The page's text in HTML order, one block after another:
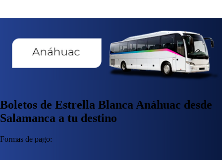
Boletos de Estrella Blanca Anáhuac desde
Salamanca a tu destino
Formas de pago: